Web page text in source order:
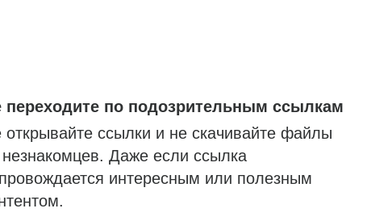
переходите по подозрительным ссылкам
открывайте ссылки и не скачивайте файлы
незнакомцев. Даже если ссылка
интересным или полезным